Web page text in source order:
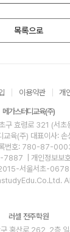
목록으로
이용약관 개
메가스터디교육(주)
구 효령로 321 (서초
교육(주) 대표이사: 손
록번호: 780-87-
7887
| 개인정보보
서울서초-0678
러셀 전주학원
홍산로 262, 2층 일